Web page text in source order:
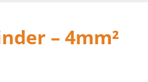
– 4mm²